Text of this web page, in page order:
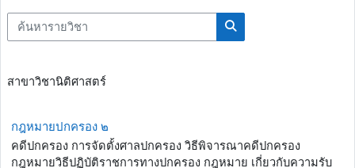
ค้นหารายวิชา
ค้นหารายวิชา
สาขาวิชานิติศาสตร์
กฎหมายปกครอง ๒
คดีปกครอง การจัดตั้งศาลปกครอง วิธีพิจารณาคดีปกครอง
กฎหมายวิธีปฏิบัติราชการทางปกครอง กฎหมาย เกี่ยวกับความรับ